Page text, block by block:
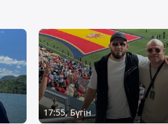
17:55, Бүгін